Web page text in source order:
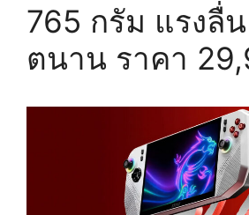
765 กรัม แรงลื่
ตนาน ราคา